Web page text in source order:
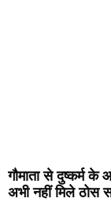
गौमाता से दुष्कर्म के
अभी नहीं मिले ठोस